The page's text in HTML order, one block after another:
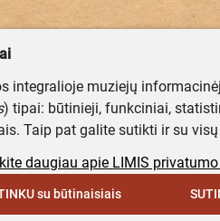
integralioje muziejų
) tipai: būtinieji, funkciniai,
Taip pat galite sutikti ir su
daugiau apie LIMIS
su būtinaisiais